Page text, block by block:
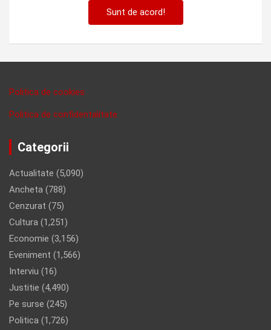
Sunt de acord!
Politica de cookies
Politica de confidentalitate
Categorii
Actualitate (5,090)
Ancheta (788)
Cenzurat (75)
Cultura (1,251)
Economie (3,156)
Eveniment (1,566)
Interviu (16)
Justitie (4,490)
Pe surse (245)
Politica (1,726)